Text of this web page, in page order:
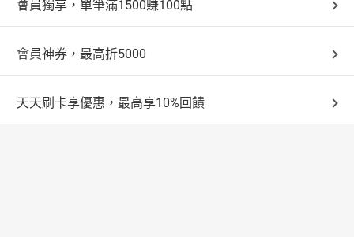
會員獨享，單筆滿1500賺100點
會員神券，最高折5000
天天刷卡享優惠，最高享10%回饋